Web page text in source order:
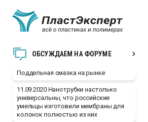
ОБСУЖДАЕМ НА ФОРУМЕ
Поддельная смазка на рынке
11.09.2020 Нанотрубки настолько
универсальны, что российские
умельцы изготовили мембраны для
колонок полностью из них